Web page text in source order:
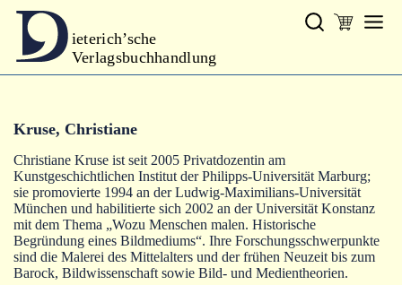
ieterich’sche
Verlagsbuchhandlung
Gesamtprogramm
Autoren
Warenkorb
Kruse, Christiane
Christiane Kruse ist seit 2005 Privatdozentin am
Kunstgeschichtlichen Institut der Philipps-Universität Marburg;
sie promovierte 1994 an der Ludwig-Maximilians-Universität
München und habilitierte sich 2002 an der Universität Konstanz
mit dem Thema „Wozu Menschen malen. Historische
Begründung eines Bildmediums“. Ihre Forschungsschwerpunkte
sind die Malerei des Mittelalters und der frühen Neuzeit bis zum
Barock, Bildwissenschaft sowie Bild- und Medientheorien.